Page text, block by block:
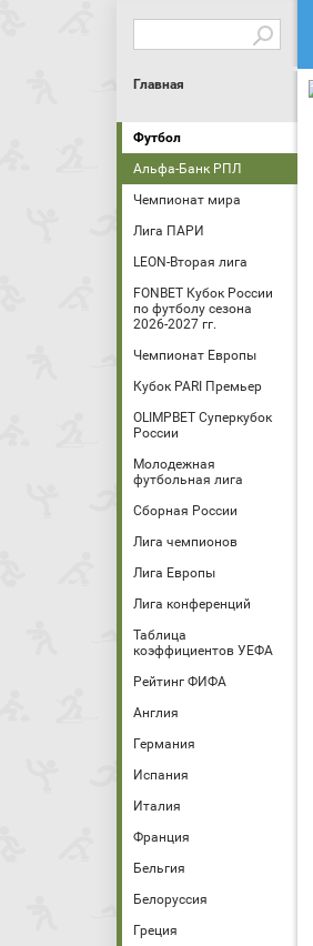
Главная
Футбол
Альфа-Банк РПЛ
Чемпионат мира
Лига ПАРИ
LEON-Вторая лига
FONBET Кубок России
по футболу сезона
2026-2027 гг.
Чемпионат Европы
Кубок PARI Премьер
OLIMPBET Суперкубок
России
Молодежная
футбольная лига
Сборная России
Лига чемпионов
Лига Европы
Лига конференций
Таблица
коэффициентов УЕФА
Рейтинг ФИФА
Англия
Германия
Испания
Италия
Франция
Бельгия
Белоруссия
Греция